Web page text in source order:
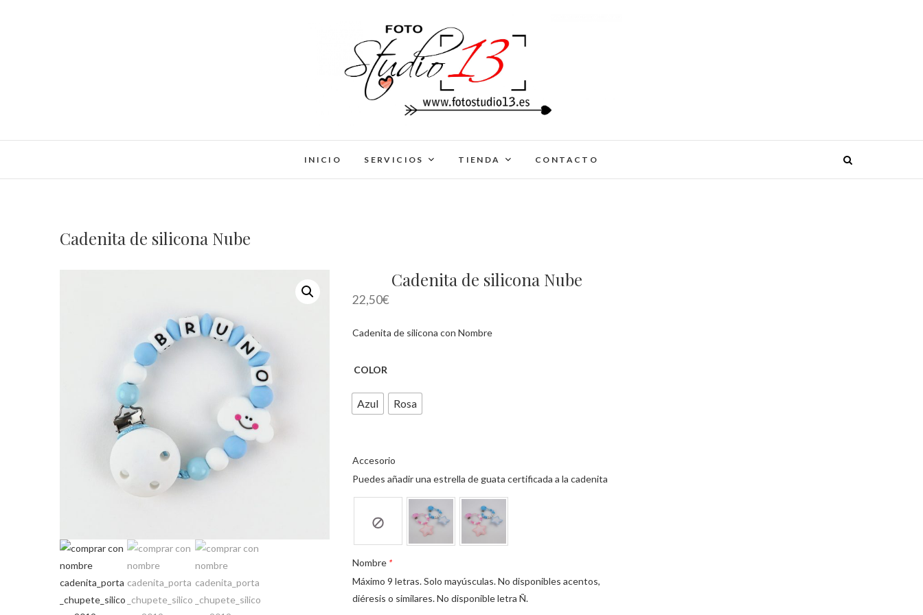
FotoStudio13
INICIO SERVICIOS TIENDA CONTACTO
Cadenita de silicona Nube
Cadenita de silicona Nube
22,50€
Cadenita de silicona con Nombre
COLOR
Azul Rosa
Accesorio
Puedes añadir una estrella de guata certificada a la cadenita
Nombre *
Máximo 9 letras. Solo mayúsculas. No disponibles acentos,
diéresis o similares. No disponible letra Ñ.